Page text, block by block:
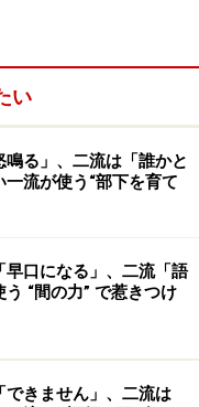
い
る」、二流は「誰かと
流が使う“部下を育て
早口になる」、二流「語
“間の力” で惹きつけ
きません」、二流は